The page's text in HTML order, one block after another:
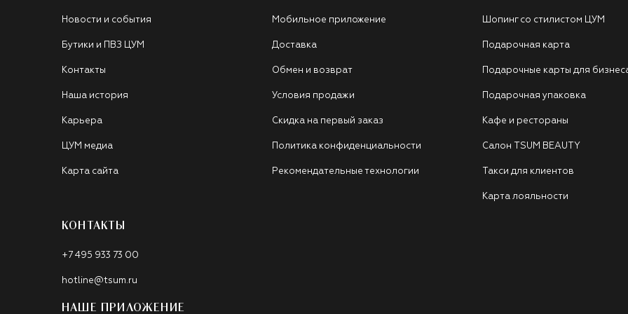
Новости и события
Бутики и ПВЗ ЦУМ
Контакты
Наша история
Карьера
ЦУМ медиа
Карта сайта
Мобильное приложение
Доставка
Обмен и возврат
Условия продажи
Скидка на первый заказ
Политика конфиденциальности
Рекомендательные технологии
Шопинг со стилистом ЦУМ
Подарочная карта
Подарочные карты для
Подарочная упаковка
Кафе и рестораны
Салон TSUM BEAUTY
Такси для клиентов
Карта лояльности
КОНТАКТЫ
+7 495 933 73 00
hotline@tsum.ru
НАШЕ ПРИЛОЖЕНИЕ